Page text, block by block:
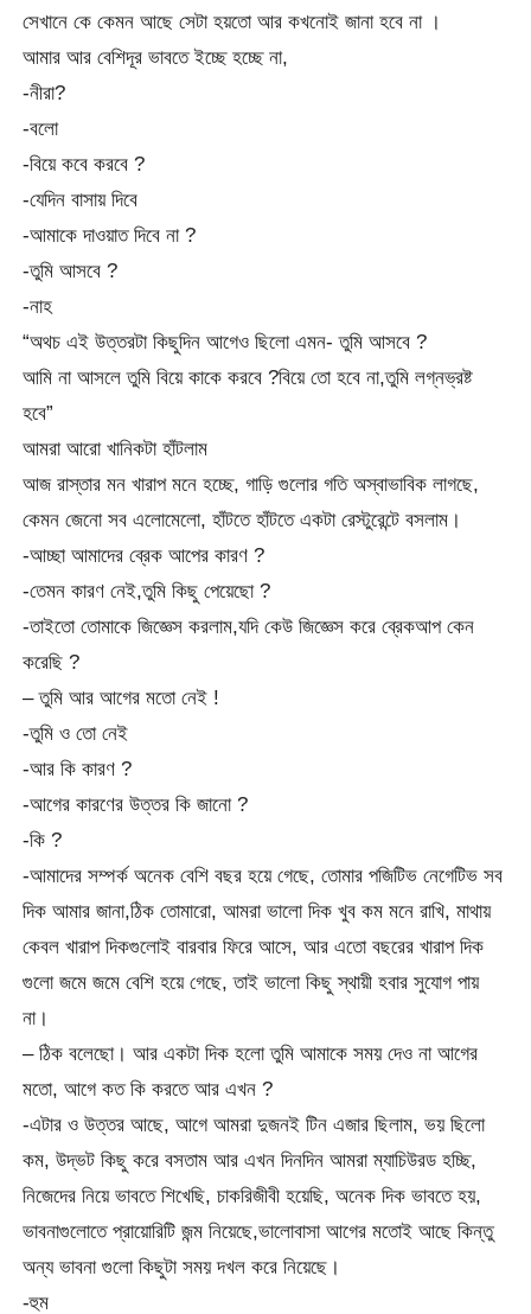
সেখানে কে কেমন আছে সেটা হয়তো আর কখনোই জানা হবে না ।
আমার আর বেশিদূর ভাবতে ইচ্ছে হচ্ছে না,
-নীরা?
-বলো
-বিয়ে কবে করবে ?
-যেদিন বাসায় দিবে
-আমাকে দাওয়াত দিবে না ?
-তুমি আসবে ?
-নাহ
“অথচ এই উত্তরটা কিছুদিন আগেও ছিলো এমন- তুমি আসবে ?
আমি না আসলে তুমি বিয়ে কাকে করবে ?বিয়ে তো হবে না,তুমি লগ্নভ্রষ্ট
হবে”
আমরা আরো খানিকটা হাঁটলাম
আজ রাস্তার মন খারাপ মনে হচ্ছে, গাড়ি গুলোর গতি অস্বাভাবিক লাগছে,
কেমন জেনো সব এলোমেলো, হাঁটতে হাঁটতে একটা রেস্টুরেন্টে বসলাম।
-আচ্ছা আমাদের ব্রেক আপের কারণ ?
-তেমন কারণ নেই,তুমি কিছু পেয়েছো ?
-তাইতো তোমাকে জিজ্ঞেস করলাম,যদি কেউ জিজ্ঞেস করে ব্রেকআপ কেন
করেছি ?
– তুমি আর আগের মতো নেই !
-তুমি ও তো নেই
-আর কি কারণ ?
-আগের কারণের উত্তর কি জানো ?
-কি ?
-আমাদের সম্পর্ক অনেক বেশি বছর হয়ে গেছে, তোমার পজিটিভ নেগেটিভ সব
দিক আমার জানা,ঠিক তোমারো, আমরা ভালো দিক খুব কম মনে রাখি, মাথায়
কেবল খারাপ দিকগুলোই বারবার ফিরে আসে, আর এতো বছরের খারাপ দিক
গুলো জমে জমে বেশি হয়ে গেছে, তাই ভালো কিছু স্থায়ী হবার সুযোগ পায়
না।
– ঠিক বলেছো। আর একটা দিক হলো তুমি আমাকে সময় দেও না আগের
মতো, আগে কত কি করতে আর এখন ?
-এটার ও উত্তর আছে, আগে আমরা দুজনই টিন এজার ছিলাম, ভয় ছিলো
কম, উদ্ভট কিছু করে বসতাম আর এখন দিনদিন আমরা ম্যাচিউরড হচ্ছি,
নিজেদের নিয়ে ভাবতে শিখেছি, চাকরিজীবী হয়েছি, অনেক দিক ভাবতে হয়,
ভাবনাগুলোতে প্রায়োরিটি জন্ম নিয়েছে,ভালোবাসা আগের মতোই আছে কিন্তু
অন্য ভাবনা গুলো কিছুটা সময় দখল করে নিয়েছে।
-হুম